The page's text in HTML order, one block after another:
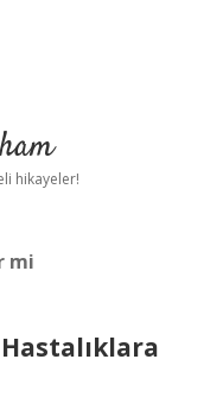
hikayeler!
mi